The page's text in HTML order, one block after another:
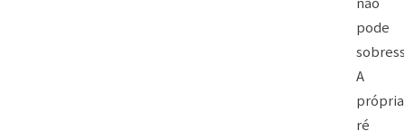
pode
A
própria
ré